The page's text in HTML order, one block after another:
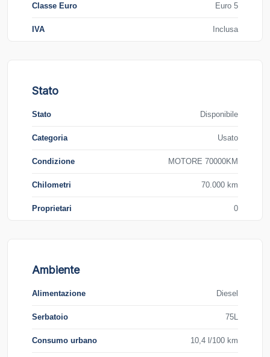
Classe Euro Euro 5
IVA Inclusa
Stato
Stato Disponibile
Categoria Usato
Condizione MOTORE 70000KM
Chilometri 70.000 km
Proprietari 0
Ambiente
Alimentazione Diesel
Serbatoio 75L
Consumo urbano 10,4 l/100 km